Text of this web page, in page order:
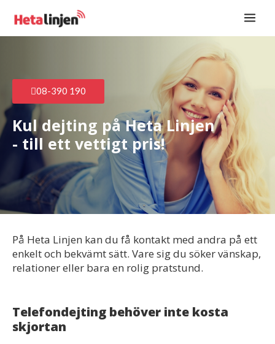
Main
08-390 190
Kul dejting på Heta Linjen
- till ett vettigt pris!
På Heta Linjen kan du få kontakt med andra på ett
enkelt och bekvämt sätt. Vare sig du söker vänskap,
relationer eller bara en rolig pratstund.
Telefondejting behöver inte kosta
skjortan